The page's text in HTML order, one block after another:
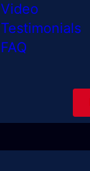
Video
Testimonials
FAQ